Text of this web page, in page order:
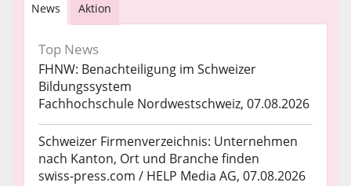
News Aktion
Top News
FHNW: Benachteiligung im Schweizer
Bildungssystem
Fachhochschule Nordwestschweiz, 07.08.2026
Schweizer Firmenverzeichnis: Unternehmen
nach Kanton, Ort und Branche finden
swiss-press.com / HELP Media AG, 07.08.2026